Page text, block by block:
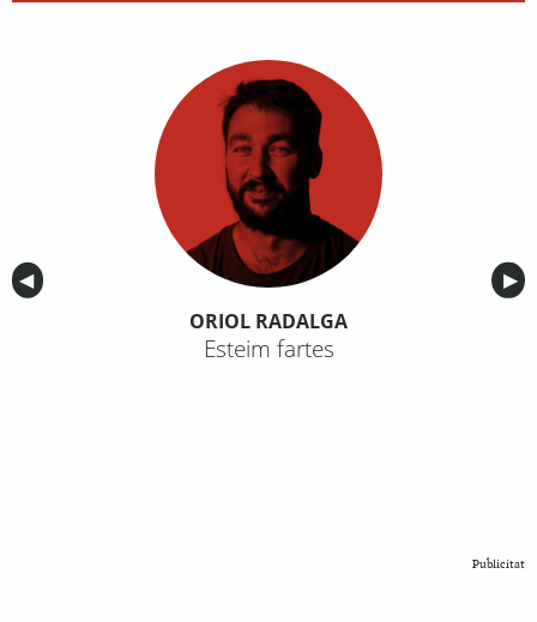
Anterior
◀︎ ▶︎
ORIOL RADALGA
Esteim fartes
Publicitat